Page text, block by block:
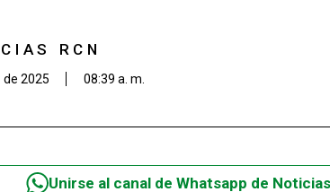
RCN
2025 08:39 a. m.
Unirse al canal de Whatsapp de